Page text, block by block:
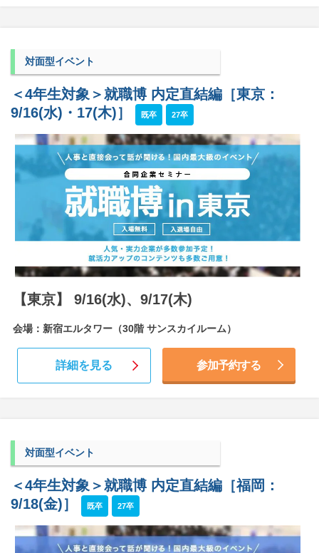
対面型イベント
＜4年生対象＞就職博 内定直結編［東京：
9/16(水)・17(木)］
既卒 27卒
【東京】 9/16(水)、9/17(木)
会場：新宿エルタワー（30階 サンスカイルーム）
詳細を見る 参加予約する
対面型イベント
＜4年生対象＞就職博 内定直結編［福岡：
9/18(金)］
既卒 27卒